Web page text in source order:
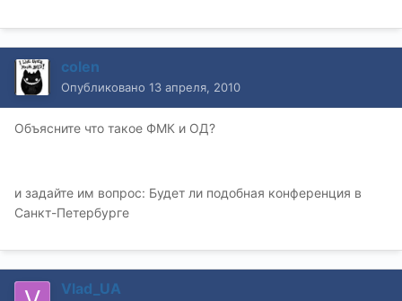
colen
Опубликовано 13 апреля, 2010
Объясните что такое ФМК и ОД?
и задайте им вопрос: Будет ли подобная конференция в
Санкт-Петербурге
Vlad_UA